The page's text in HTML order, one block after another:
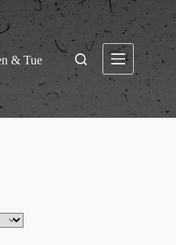
& Tue